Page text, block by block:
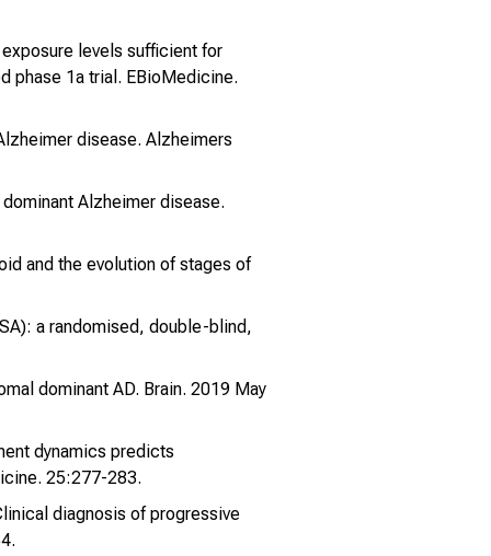
levels sufficient for
phase 1a trial. EBioMedicine.
disease. Alzheimers
Alzheimer disease.
and the evolution of stages of
a randomised, double-blind,
dominant AD. Brain. 2019 May
dynamics predicts
25:277-283.
diagnosis of progressive